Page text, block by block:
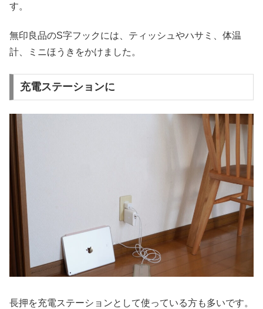
す。
無印良品のS字フックには、ティッシュやハサミ、体温
計、ミニほうきをかけました。
充電ステーションに
長押を充電ステーションとして使っている方も多いです。